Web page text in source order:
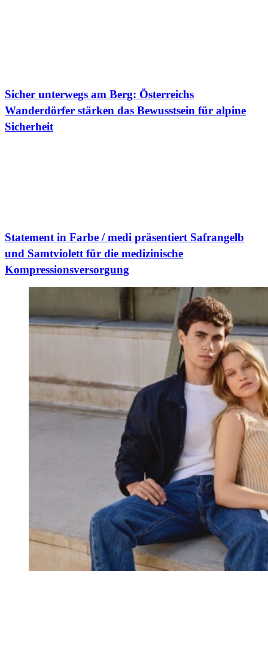
Sicher unterwegs am Berg: Österreichs
Wanderdörfer stärken das Bewusstsein für alpine
Sicherheit
Statement in Farbe / medi präsentiert Safrangelb
und Samtviolett für die medizinische
Kompressionsversorgung